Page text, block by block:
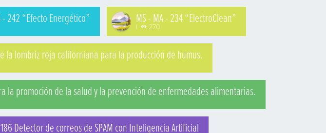
- 242 “Efecto Energético” MS - MA - 234 “ElectroClean”
| 270
la lombriz roja californiana para la producción de humus.
la promoción de la salud y la prevención de enfermedades alimentarias.
Detector de correos de SPAM con Inteligencia Artificial